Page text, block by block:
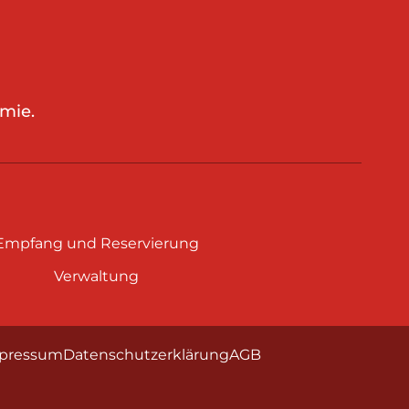
und Reservierung
Verwaltung
DatenschutzerklärungAGB